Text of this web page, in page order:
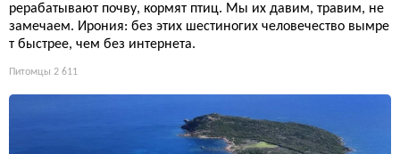
рерабатывают почву, кормят птиц. Мы их давим, травим, не
замечаем. Ирония: без этих шестиногих человечество вымре
т быстрее, чем без интернета.
Питомцы 2 611